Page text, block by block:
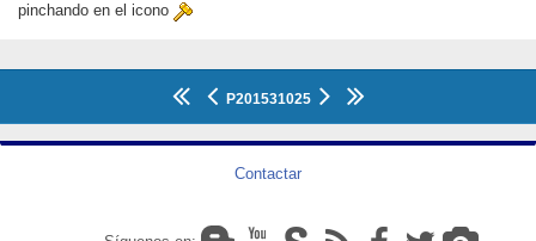
pinchando en el icono
P201531025
Contactar